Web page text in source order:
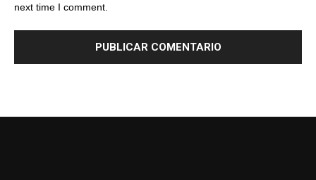
next time I comment.